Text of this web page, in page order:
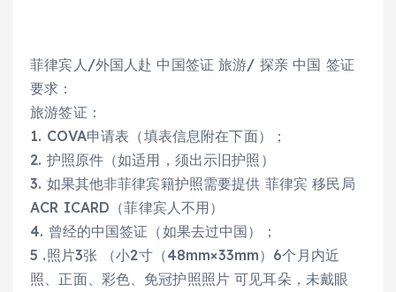
菲律宾人/外国人赴 中国签证 旅游/ 探亲 中国 签证
要求：
旅游签证：
1. COVA申请表（填表信息附在下面）；
2. 护照原件（如适用，须出示旧护照）
3. 如果其他非菲律宾籍护照需要提供 菲律宾 移民局
ACR ICARD（菲律宾人不用）
4. 曾经的中国签证（如果去过中国）；
5 .照片3张 （小2寸（48mm×33mm）6个月内近
照、正面、彩色、免冠护照照片 可见耳朵，未戴眼